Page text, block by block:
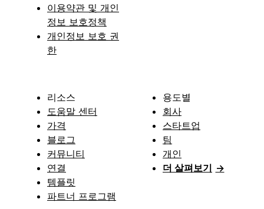
이용약관 및 개인
정보 보호정책
개인정보 보호 권
한
리소스
도움말 센터
가격
블로그
커뮤니티
연결
템플릿
파트너 프로그램
용도별
회사
스타트업
팀
개인
더 살펴보기 →